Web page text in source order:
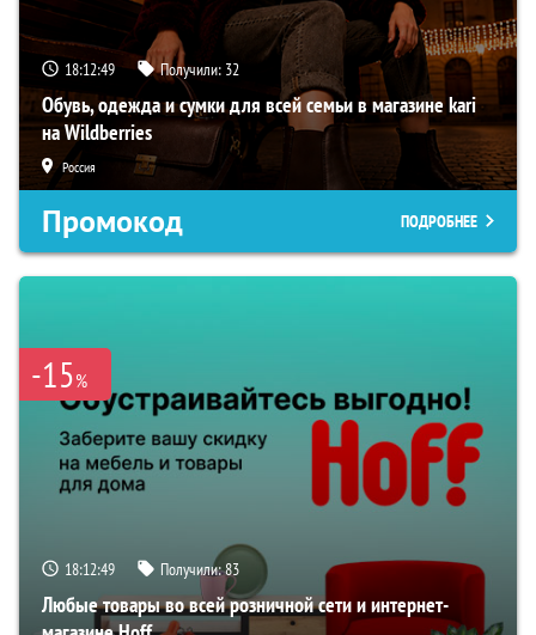
18:12:48 Получили: 32
Обувь, одежда и сумки для всей семьи в магазине kari
на Wildberries
Россия
Промокод ПОДРОБНЕЕ
-15%
18:12:48 Получили:83
Любые товары во всей розничной сети и интернет-